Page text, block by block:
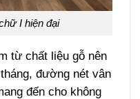
I hiện đại
từ chất liệu gỗ nên
đường nét vân
đến cho không